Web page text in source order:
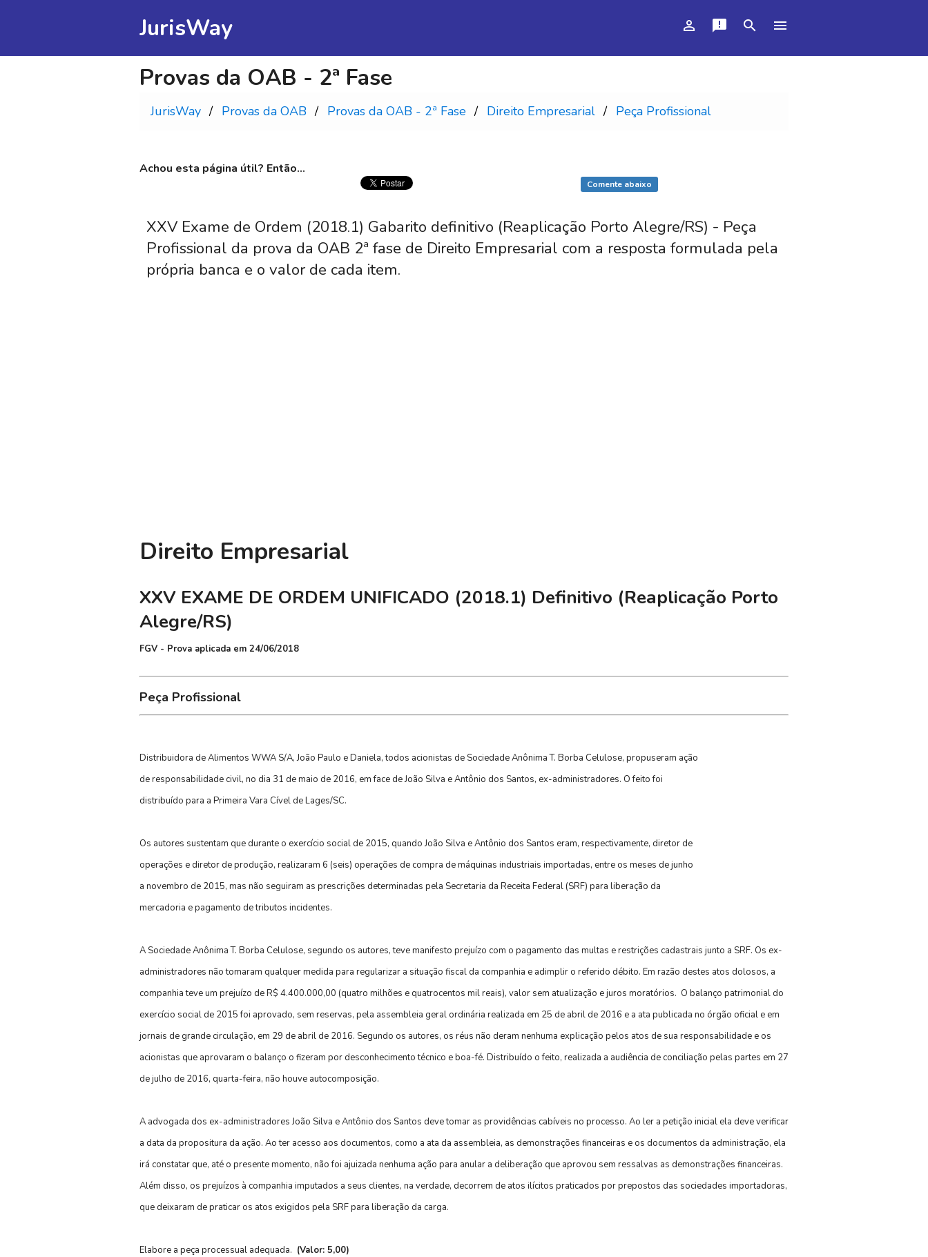
JurisWay person_outline announcement search menu
Provas da OAB - 2ª Fase
JurisWay Provas da OAB Provas da OAB - 2ª Fase Direito Empresarial Peça Profissional
Achou esta página útil? Então...
Comente abaixo
XXV Exame de Ordem (2018.1) Gabarito definitivo (Reaplicação Porto Alegre/RS) - Peça
Profissional da prova da OAB 2ª fase de Direito Empresarial com a resposta formulada pela
própria banca e o valor de cada item.
Direito Empresarial
XXV EXAME DE ORDEM UNIFICADO (2018.1) Definitivo (Reaplicação Porto
Alegre/RS)
FGV - Prova aplicada em 24/06/2018
Peça Profissional
Distribuidora de Alimentos WWA S/A, João Paulo e Daniela, todos acionistas de Sociedade Anônima T. Borba Celulose, propuseram ação
de responsabilidade civil, no dia 31 de maio de 2016, em face de João Silva e Antônio dos Santos, ex-administradores. O feito foi
distribuído para a Primeira Vara Cível de Lages/SC.
Os autores sustentam que durante o exercício social de 2015, quando João Silva e Antônio dos Santos eram, respectivamente, diretor de
operações e diretor de produção, realizaram 6 (seis) operações de compra de máquinas industriais importadas, entre os meses de junho
a novembro de 2015, mas não seguiram as prescrições determinadas pela Secretaria da Receita Federal (SRF) para liberação da
mercadoria e pagamento de tributos incidentes.
A Sociedade Anônima T. Borba Celulose, segundo os autores, teve manifesto prejuízo com o pagamento das multas e restrições cadastrais junto a SRF. Os ex-
administradores não tomaram qualquer medida para regularizar a situação fiscal da companhia e adimplir o referido débito. Em razão destes atos dolosos, a
companhia teve um prejuízo de R$ 4.400.000,00 (quatro milhões e quatrocentos mil reais), valor sem atualização e juros moratórios. O balanço patrimonial do
exercício social de 2015 foi aprovado, sem reservas, pela assembleia geral ordinária realizada em 25 de abril de 2016 e a ata publicada no órgão oficial e em
jornais de grande circulação, em 29 de abril de 2016. Segundo os autores, os réus não deram nenhuma explicação pelos atos de sua responsabilidade e os
acionistas que aprovaram o balanço o fizeram por desconhecimento técnico e boa-fé. Distribuído o feito, realizada a audiência de conciliação pelas partes em 27
de julho de 2016, quarta-feira, não houve autocomposição.
A advogada dos ex-administradores João Silva e Antônio dos Santos deve tomar as providências cabíveis no processo. Ao ler a petição inicial ela deve verificar
a data da propositura da ação. Ao ter acesso aos documentos, como a ata da assembleia, as demonstrações financeiras e os documentos da administração, ela
irá constatar que, até o presente momento, não foi ajuizada nenhuma ação para anular a deliberação que aprovou sem ressalvas as demonstrações financeiras.
Além disso, os prejuízos à companhia imputados a seus clientes, na verdade, decorrem de atos ilícitos praticados por prepostos das sociedades importadoras,
que deixaram de praticar os atos exigidos pela SRF para liberação da carga.
Elabore a peça processual adequada. (Valor: 5,00)